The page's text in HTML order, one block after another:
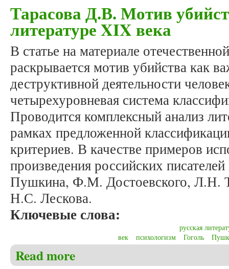
Тарасова Д.В. Мотив
литературе XIX века
В статье на материале
раскрывается мотив убийства как
деструктивной деятельности
четырехуровневая система
Проводится комплексный анализ
рамках предложенной
критериев. В качестве примеров
произведения российских
Пушкина, Ф.М. Достоевского, Л.Н.
Н.С. Лескова.
Ключевые слова:
русская
век
психологизм Гоголь
Read more